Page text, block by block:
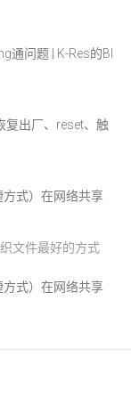
通问题 | K-Res的Bl
复出厂、reset、触
式）在网络共享
文件最好的方式
式）在网络共享